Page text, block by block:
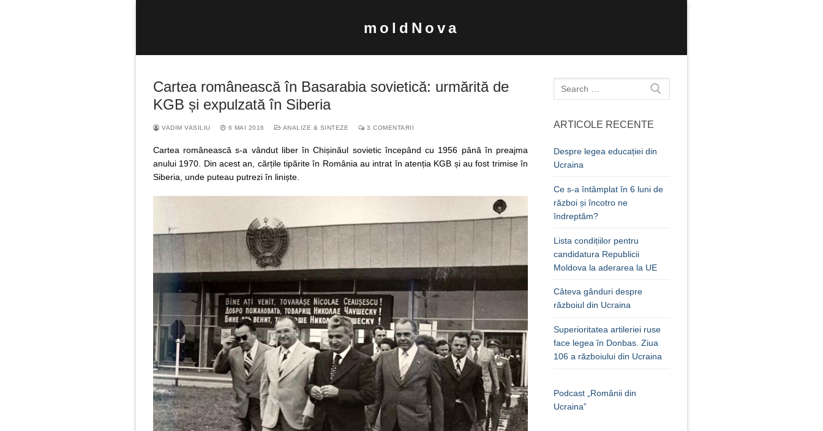
moldNova
după:
Cartea românească în Basarabia sovietică: urmărită de
KGB și expulzată în Siberia
VADIM VASILIU 6 MAI 2016 ANALIZE & SINTEZE 3 COMENTARII
Cartea românească s-a vândut liber în Chișinăul sovietic începând cu 1956 până în preajma
anului 1970. Din acest an, cărțile tipărite în România au intrat în atenția KGB și au fost trimise în
Siberia, unde puteau putrezi în liniște.
Caută
după:
ARTICOLE RECENTE
Despre legea educației din
Ucraina
Ce s-a întâmplat în 6 luni de
război și încotro ne
îndreptăm?
Lista condițiilor pentru
candidatura Republicii
Moldova la aderarea la UE
Câteva gânduri despre
războiul din Ucraina
Superioritatea artileriei ruse
face legea în Donbas. Ziua
106 a războiului din Ucraina
Podcast „Românii din
Ucraina”